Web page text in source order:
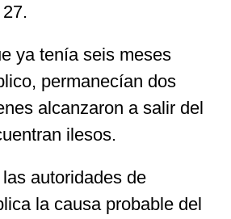
Especiales
Nacional
Opinión
Cultura
ya tenía seis meses
permanecían dos
alcanzaron a salir del
ilesos.
autoridades de
la causa probable del